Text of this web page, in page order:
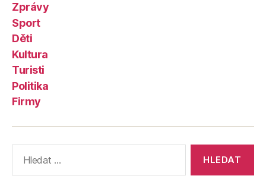
Zprávy
Sport
Děti
Kultura
Turisti
Politika
Firmy
vyhledávání: